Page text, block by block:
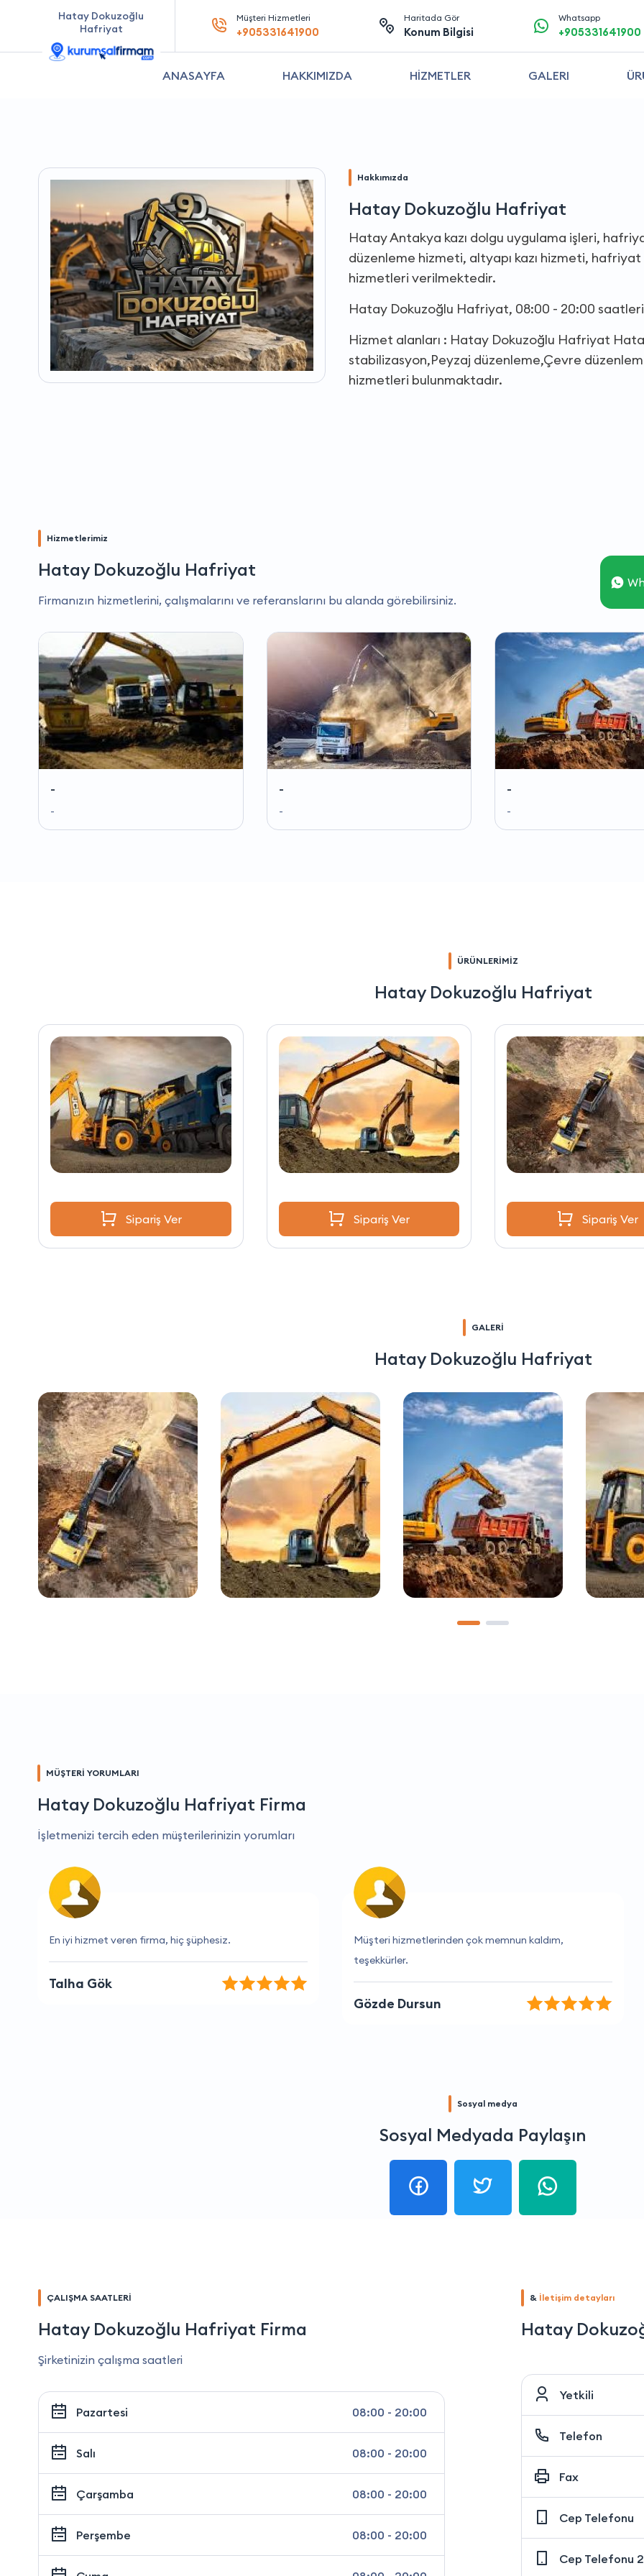
Hatay Dokuzoğlu
Hafriyat
Müşteri Hizmetleri
+905331641900
Haritada Gör
Konum Bilgisi
Whatsapp
+905331641900
ANASAYFA HAKKIMIZDA HİZMETLER GALERI
Hakkımızda
Hatay Dokuzoğlu Hafriyat
Hatay Antakya kazı dolgu uygulama işleri,
düzenleme hizmeti, altyapı kazı hizmeti, hafriyat
hizmetleri verilmektedir.
Hatay Dokuzoğlu Hafriyat, 08:00 - 20:00
Hizmet alanları : Hatay Dokuzoğlu Hafriyat
stabilizasyon,Peyzaj düzenleme,Çevre
hizmetleri bulunmaktadır.
Hizmetlerimiz
Hatay Dokuzoğlu Hafriyat
Firmanızın hizmetlerini, çalışmalarını ve referanslarını bu alanda görebilirsiniz.
-
-
-
-
-
-
ÜRÜNLERİMİZ
Hatay Dokuzoğlu Hafriyat
Sipariş Ver Sipariş Ver Sipariş Ver
GALERİ
Hatay Dokuzoğlu Hafriyat
MÜŞTERİ YORUMLARI
Hatay Dokuzoğlu Hafriyat Firma
İşletmenizi tercih eden müşterilerinizin yorumları
Müşteri hizmetlerinden çok memnun kaldım,
teşekkürler.
İhtiyacım olan tüm bilgileri anında buldum.
Pelin Sert
Sosyal medya
Sosyal Medyada Paylaşın
ÇALIŞMA SAATLERİ
Hatay Dokuzoğlu Hafriyat Firma
Şirketinizin çalışma saatleri
Pazartesi 08:00 - 20:00
Salı 08:00 - 20:00
Çarşamba 08:00 - 20:00
Perşembe 08:00 - 20:00
& İletişim detayları
Hatay
Yetkili
Telefon
Fax
Cep Telefonu
Cep Telefonu 2